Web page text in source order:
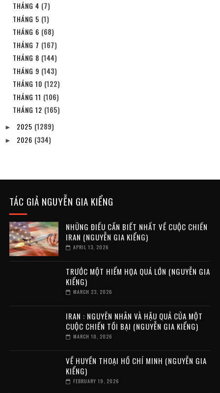
THÁNG 4 (7)
THÁNG 5 (1)
THÁNG 6 (68)
THÁNG 7 (167)
THÁNG 8 (144)
THÁNG 9 (143)
THÁNG 10 (122)
THÁNG 11 (106)
THÁNG 12 (165)
► 2025 (1289)
► 2026 (334)
TÁC GIẢ NGUYỄN GIA KIỂNG
NHỮNG ĐIỀU CẦN BIẾT NHẤT VỀ CUỘC CHIẾN
IRAN (NGUYỄN GIA KIỂNG)
APRIL 13, 2026
TRƯỚC MỘT HIỂM HỌA QUÁ LỚN (NGUYỄN GIA
KIỂNG)
MARCH 23, 2026
IRAN : NGUYÊN NHÂN VÀ HẬU QUẢ CỦA MỘT
CUỘC CHIẾN TỒI BẠI (NGUYỄN GIA KIỂNG)
MARCH 10, 2026
VỀ HUYỀN THOẠI HỒ CHÍ MINH (NGUYỄN GIA
KIỂNG)
FEBRUARY 19, 2026